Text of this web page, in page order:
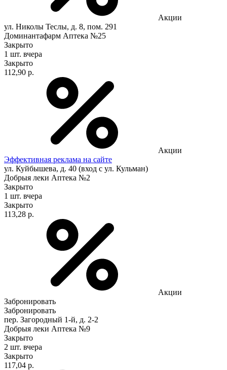
Акции
ул. Николы Теслы, д. 8, пом. 291
Доминантафарм Аптека №25
Закрыто
1 шт. вчера
Закрыто
112,90 р.
Акции
Эффективная реклама на сайте
ул. Куйбышева, д. 40 (вход с ул. Кульман)
Добрыя леки Аптека №2
Закрыто
1 шт. вчера
Закрыто
113,28 р.
Акции
Забронировать
Забронировать
пер. Загородный 1-й, д. 2-2
Добрыя леки Аптека №9
Закрыто
2 шт. вчера
Закрыто
117,04 р.